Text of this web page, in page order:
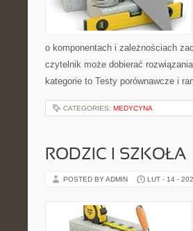
o komponentach i zależnościach
czytelnik może dobierać
kategorie to Testy porównawcze i
CATEGORIES: MEDYCYNA
RODZIC I SZKOŁA
POSTED BY ADMIN LUT - 14 -